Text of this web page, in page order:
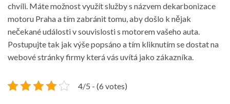
chvíli. Máte možnost využít služby s názvemdekarbonizace
motoru Prahaa tím zabránit tomu, aby došlo k nějak
nečekané události v souvislosti s motorem vašeho auta.
Postupujte tak jak výše popsáno a tím kliknutím se dostat na
webové stránky firmy která vás uvítá jako zákazníka.
4/5 - (6 votes)